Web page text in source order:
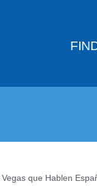
que Hablen